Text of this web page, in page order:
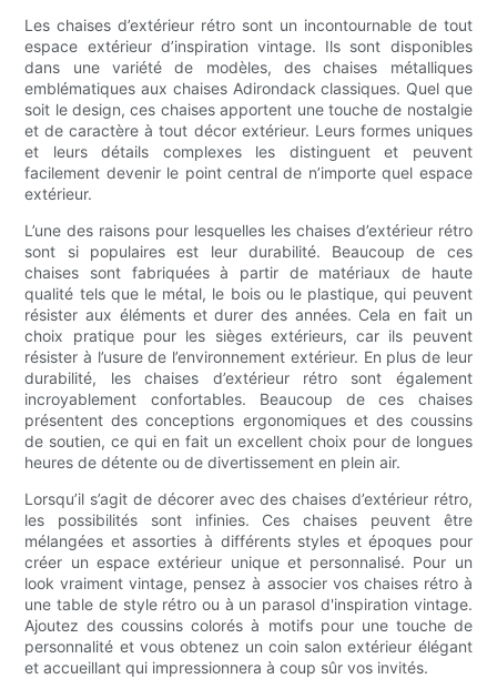
Les chaises d’extérieur rétro sont un incontournable de tout
espace extérieur d’inspiration vintage. Ils sont disponibles
dans une variété de modèles, des chaises métalliques
emblématiques aux chaises Adirondack classiques. Quel que
soit le design, ces chaises apportent une touche de nostalgie
et de caractère à tout décor extérieur. Leurs formes uniques
et leurs détails complexes les distinguent et peuvent
facilement devenir le point central de n’importe quel espace
extérieur.
L’une des raisons pour lesquelles les chaises d’extérieur rétro
sont si populaires est leur durabilité. Beaucoup de ces
chaises sont fabriquées à partir de matériaux de haute
qualité tels que le métal, le bois ou le plastique, qui peuvent
résister aux éléments et durer des années. Cela en fait un
choix pratique pour les sièges extérieurs, car ils peuvent
résister à l’usure de l’environnement extérieur. En plus de leur
durabilité, les chaises d’extérieur rétro sont également
incroyablement confortables. Beaucoup de ces chaises
présentent des conceptions ergonomiques et des coussins
de soutien, ce qui en fait un excellent choix pour de longues
heures de détente ou de divertissement en plein air.
Lorsqu’il s’agit de décorer avec des chaises d’extérieur rétro,
les possibilités sont infinies. Ces chaises peuvent être
mélangées et assorties à différents styles et époques pour
créer un espace extérieur unique et personnalisé. Pour un
look vraiment vintage, pensez à associer vos chaises rétro à
une table de style rétro ou à un parasol d'inspiration vintage.
Ajoutez des coussins colorés à motifs pour une touche de
personnalité et vous obtenez un coin salon extérieur élégant
et accueillant qui impressionnera à coup sûr vos invités.